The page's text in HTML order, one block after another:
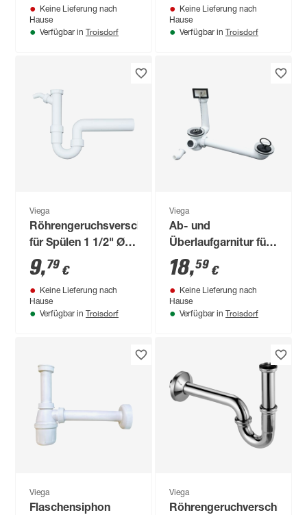
Keine Lieferung nach
Hause
Verfügbar in Troisdorf
Keine Lieferung nach
Hause
Verfügbar in Troisdorf
Viega
Röhrengeruchsverschluss
für Spülen 1 1/2" Ø
50 mm
9,79 €
Keine Lieferung nach
Hause
Verfügbar in Troisdorf
Viega
Ab- und
Überlaufgarnitur für
Doppelspülen
18,59 €
Keine Lieferung nach
Hause
Verfügbar in Troisdorf
Viega
Flaschensiphon
Viega
Röhrengeruchverschluss